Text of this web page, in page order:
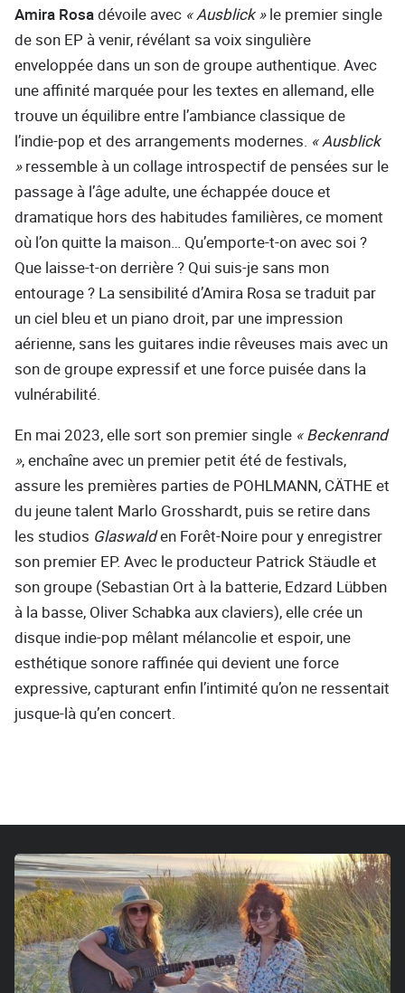
Amira Rosadévoile avec « Ausblick »le premier single
de son EP à venir, révélant sa voix singulière
enveloppée dans un son de groupe authentique. Avec
une affinité marquée pour les textes en allemand, elle
trouve un équilibre entre l’ambiance classique de
l’indie-pop et des arrangements modernes. « Ausblick
»ressemble à un collage introspectif de pensées sur le
passage à l’âge adulte, une échappée douce et
dramatique hors des habitudes familières, ce moment
où l’on quitte la maison… Qu’emporte-t-on avec soi ?
Que laisse-t-on derrière ? Qui suis-je sans mon
entourage ? La sensibilité d’Amira Rosa se traduit par
un ciel bleu et un piano droit, par une impression
aérienne, sans les guitares indie rêveuses mais avec un
son de groupe expressif et une force puisée dans la
vulnérabilité.
En mai 2023, elle sort son premier single « Beckenrand
», enchaîne avec un premier petit été de festivals,
assure les premières parties de POHLMANN, CÄTHE et
du jeune talent Marlo Grosshardt, puis se retire dans
les studios Glaswalden Forêt-Noire pour y enregistrer
son premier EP. Avec le producteur Patrick Stäudle et
son groupe (Sebastian Ort à la batterie, Edzard Lübben
à la basse, Oliver Schabka aux claviers), elle crée un
disque indie-pop mêlant mélancolie et espoir, une
esthétique sonore raffinée qui devient une force
expressive, capturant enfin l’intimité qu’on ne ressentait
jusque-là qu’en concert.